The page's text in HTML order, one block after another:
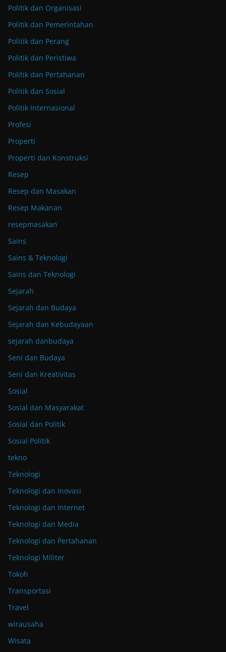
Politik dan Organisasi
Politik dan Pemerintahan
Politik dan Perang
Politik dan Peristiwa
Politik dan Pertahanan
Politik dan Sosial
Politik Internasional
Profesi
Properti
Properti dan Konstruksi
Resep
Resep dan Masakan
Resep Makanan
resepmasakan
Sains
Sains & Teknologi
Sains dan Teknologi
Sejarah
Sejarah dan Budaya
Sejarah dan Kebudayaan
sejarah danbudaya
Seni dan Budaya
Seni dan Kreativitas
Sosial
Sosial dan Masyarakat
Sosial dan Politik
Sosial Politik
tekno
Teknologi
Teknologi dan Inovasi
Teknologi dan Internet
Teknologi dan Media
Teknologi dan Pertahanan
Teknologi Militer
Tokoh
Transportasi
Travel
wirausaha
Wisata